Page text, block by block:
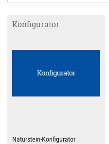
Sandstein
Fensterbank
Konfigurator
Naturstein-Konfigurator